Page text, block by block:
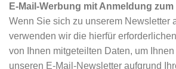
E-Mail-Werbung mit Anmeldung
Wenn Sie sich zu unserem Newsletter
verwenden wir die hierfür
von Ihnen mitgeteilten Daten, um
unseren E-Mail-Newsletter aufgrund